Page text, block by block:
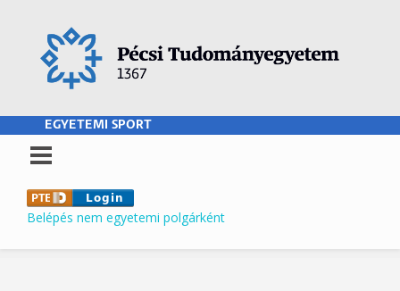
EGYETEMI SPORT
Belépés nem egyetemi polgárként